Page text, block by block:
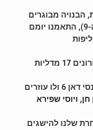
הבנויה מבוגרים
וילדים (הצעיר ביותר הוא בן ה-9), התאמנו יומם
מדליות
בראש הנבחרת עומד ניר יגר סנסי דאן 6 ולו עוזרים
ויוסי שפירא
שלנו להישגים